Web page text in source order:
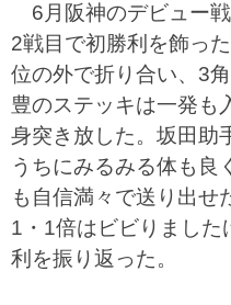
6月阪神のデビュー
2戦目で初勝利を飾っ
位の外で折り合い、3
豊のステッキは一発も
身突き放した。坂田助
うちにみるみる体も良
も自信満々で送り出せ
1・1倍はビビりました
利を振り返った。